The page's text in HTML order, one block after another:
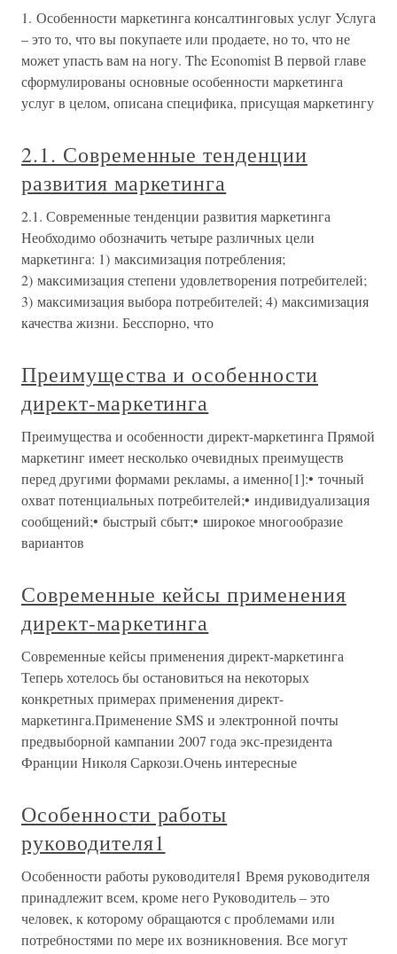
1. Особенности маркетинга консалтинговых услуг Услуга
– это то, что вы покупаете или продаете, но то, что не
может упасть вам на ногу. The Economist В первой главе
сформулированы основные особенности маркетинга
услуг в целом, описана специфика, присущая маркетингу
2.1. Современные тенденции
развития маркетинга
2.1. Современные тенденции развития маркетинга
Необходимо обозначить четыре различных цели
маркетинга: 1) максимизация потребления;
2) максимизация степени удовлетворения потребителей;
3) максимизация выбора потребителей; 4) максимизация
качества жизни. Бесспорно, что
Преимущества и особенности
директ-маркетинга
Преимущества и особенности директ-маркетинга Прямой
маркетинг имеет несколько очевидных преимуществ
перед другими формами рекламы, а именно[1]:• точный
охват потенциальных потребителей;• индивидуализация
сообщений;• быстрый сбыт;• широкое многообразие
вариантов
Современные кейсы применения
директ-маркетинга
Современные кейсы применения директ-маркетинга
Теперь хотелось бы остановиться на некоторых
конкретных примерах применения директ-
маркетинга.Применение SMS и электронной почты
предвыборной кампании 2007 года экс-президента
Франции Николя Саркози.Очень интересные
Особенности работы
руководителя1
Особенности работы руководителя1 Время руководителя
принадлежит всем, кроме него Руководитель – это
человек, к которому обращаются с проблемами или
потребностями по мере их возникновения. Все могут